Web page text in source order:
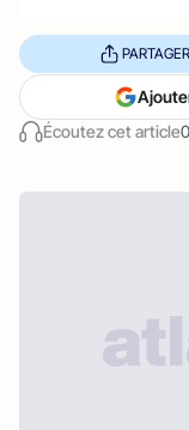
Écoutez cet article
PARTAGER